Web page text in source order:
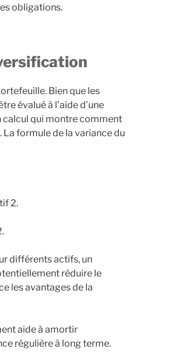
obligations.
Bien que les
évalué à l’aide d’une
calcul qui montre comment
formule de la variance du
2.
différents actifs, un
réduire le
les avantages de la
aide à amortir
régulière à long terme.